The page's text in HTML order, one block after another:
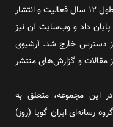
روز آنلاین روزنامه‌ای اینترنتی بود که پس از طول ۱۲ سال فعالیت و انتشار
به فعالیت خود پایان داد و وب‌سایت آن نیز
دسترس خارج شد. آرشیوی
و گزارش‌های منتشر
این مجموعه، متعلق به
رسانه‌ای ایران گویا (روز)